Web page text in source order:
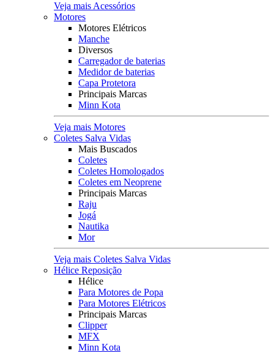
Veja mais Acessórios
Motores
Motores Elétricos
Manche
Diversos
Carregador de baterias
Medidor de baterias
Capa Protetora
Principais Marcas
Minn Kota
Veja mais Motores
Coletes Salva Vidas
Mais Buscados
Coletes
Coletes Homologados
Coletes em Neoprene
Principais Marcas
Raju
Jogá
Nautika
Mor
Veja mais Coletes Salva Vidas
Hélice Reposição
Hélice
Para Motores de Popa
Para Motores Elétricos
Principais Marcas
Clipper
MFX
Minn Kota